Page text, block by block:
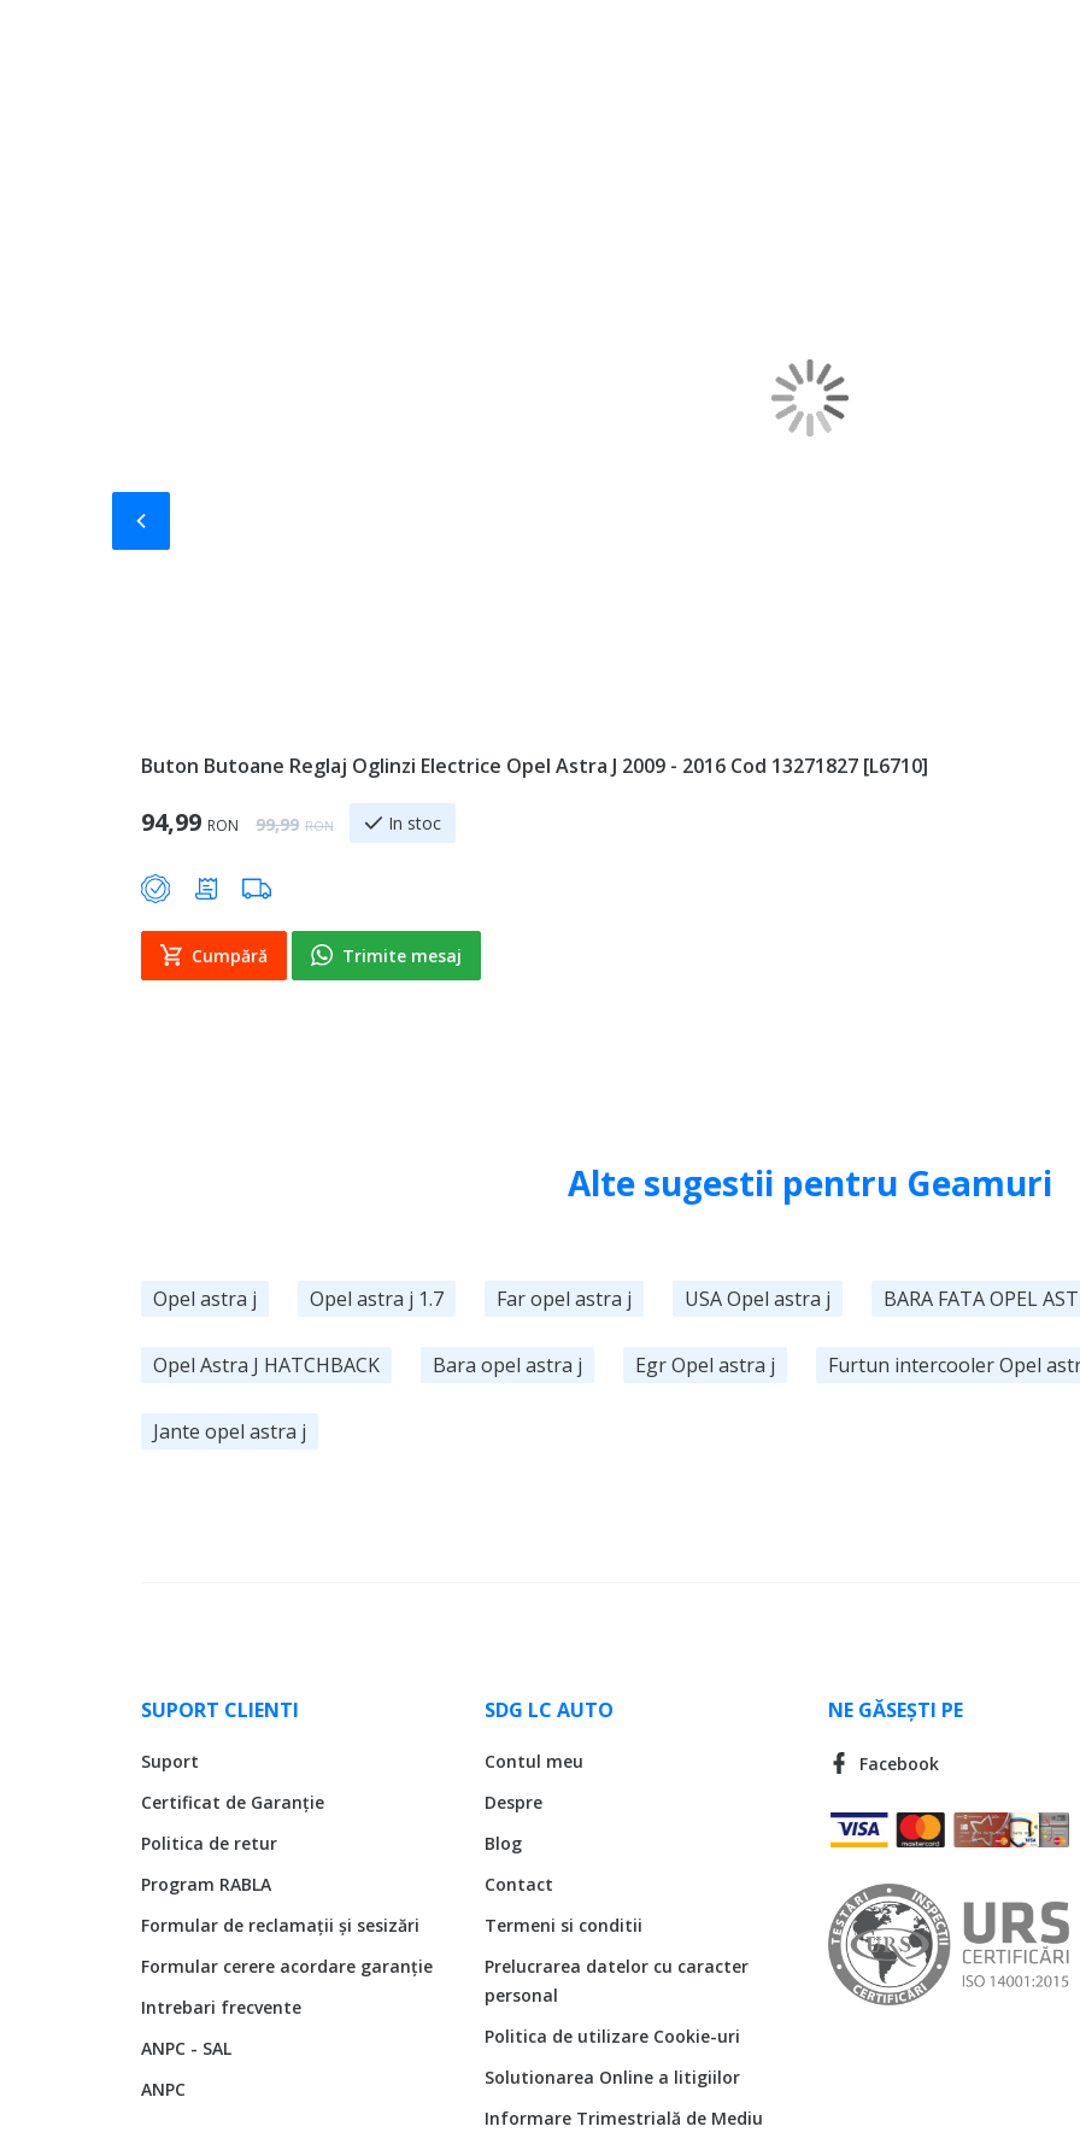
Buton Butoane Reglaj Oglinzi Electrice Opel Astra J 2009 - 2016 Cod 13271827 [L6710]
Special Price
94,99 RON Regular Price
99,99 RON In stoc
Cumpără Trimite mesaj
Slide-ul anterior
Alte sugestii pentru Geamuri
Opel astra j Opel astra j 1.7 Far opel astra j USA Opel astra j BARA FATA OPEL
Opel Astra J HATCHBACK Bara opel astra j Egr Opel astra j Furtun intercooler Opel
Jante opel astra j
SUPORT CLIENTI
Suport
Certificat de Garanție
Politica de retur
Program RABLA
Formular de reclamații și sesizări
Formular cerere acordare garanție
Intrebari frecvente
ANPC - SAL
ANPC
SDG LC AUTO
Contul meu
Despre
Blog
Contact
Termeni si conditii
Prelucrarea datelor cu caracter
personal
Politica de utilizare Cookie-uri
Solutionarea Online a litigiilor
Informare Trimestrială de Mediu
NE GĂSEȘTI PE
Facebook